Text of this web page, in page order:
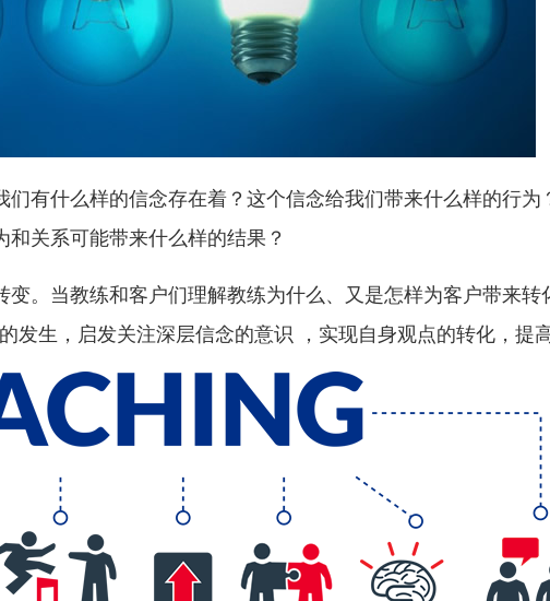
有什么样的信念存在着？这个信念给我们带来什么样的行
和关系可能带来什么样的结果？
。当教练和客户们理解教练为什么、又是怎样为客户带来转
生，启发关注深层信念的意识 ，实现自身观点的转化，提